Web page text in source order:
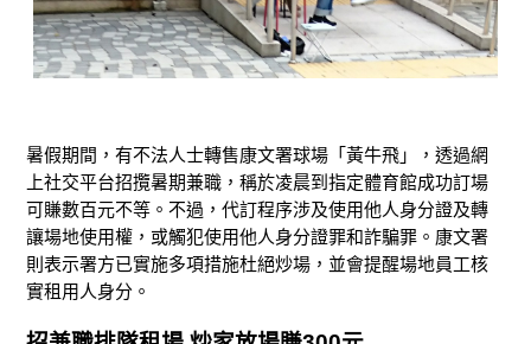
暑假期間，有不法人士轉售康文署球場「黃牛飛」，透過網
上社交平台招攬暑期兼職，稱於凌晨到指定體育館成功訂場
可賺數百元不等。不過，代訂程序涉及使用他人身分證及轉
讓場地使用權，或觸犯使用他人身分證罪和詐騙罪。康文署
則表示署方已實施多項措施杜絕炒場，並會提醒場地員工核
實租用人身分。